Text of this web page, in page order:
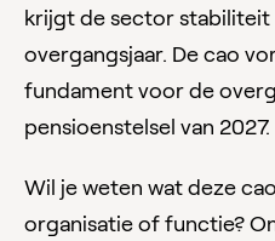
krijgt de sector stabiliteit
overgangsjaar. De cao
fundament voor de
pensioenstelsel van 2027.
Wil je weten wat deze
organisatie of functie?